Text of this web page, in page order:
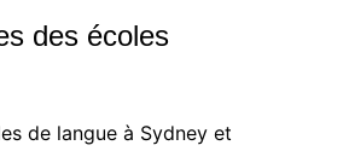
des écoles
de langue à Sydney et